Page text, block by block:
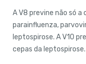
A V8 previne não só
parainfluenza,
leptospirose. A V10
cepas da leptospirose.